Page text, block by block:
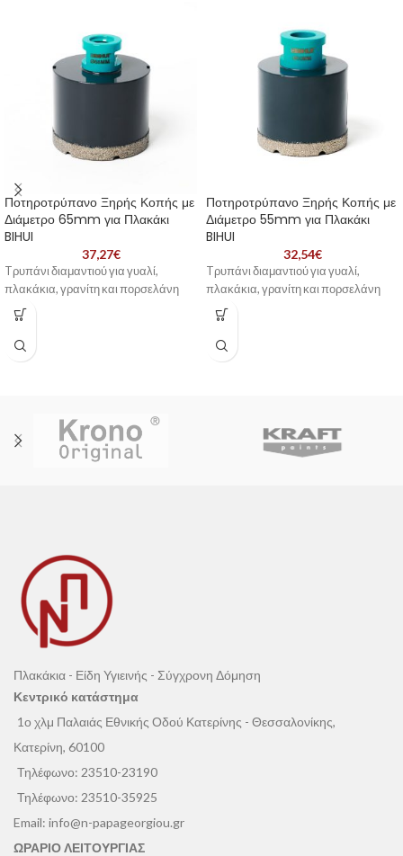
Ποτηροτρύπανο Ξηρής Κοπής με
Διάμετρο 65mm για Πλακάκι
BIHUI
37,27€
Tρυπάνι διαμαντιού για γυαλί,
πλακάκια, γρανίτη και πορσελάνη
Ποτηροτρύπανο Ξηρής Κοπής με
Διάμετρο 55mm για Πλακάκι
BIHUI
32,54€
Tρυπάνι διαμαντιού για γυαλί,
πλακάκια, γρανίτη και πορσελάνη
Πλακάκια - Είδη Υγιεινής - Σύγχρονη Δόμηση
Κεντρικό κατάστημα
1ο χλμ Παλαιάς Εθνικής Οδού Κατερίνης - Θεσσαλονίκης,
Κατερίνη, 60100
Τηλέφωνο: 23510-23190
Τηλέφωνο: 23510-35925
Email: info@n-papageorgiou.gr
ΩΡΑΡΙΟ ΛΕΙΤΟΥΡΓΙΑΣ